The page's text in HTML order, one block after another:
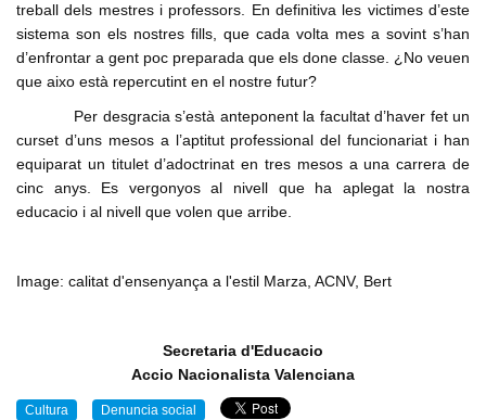
treball dels mestres i professors. En definitiva les victimes d’este
sistema son els nostres fills, que cada volta mes a sovint s’han
d’enfrontar a gent poc preparada que els done classe. ¿No veuen
que aixo està repercutint en el nostre futur?
Per desgracia s’està anteponent la facultat d’haver fet un
curset d’uns mesos a l’aptitut professional del funcionariat i han
equiparat un titulet d’adoctrinat en tres mesos a una carrera de
cinc anys. Es vergonyos al nivell que ha aplegat la nostra
educacio i al nivell que volen que arribe.
Image: calitat d'ensenyança a l'estil Marza, ACNV, Bert
Secretaria d'Educacio
Accio Nacionalista Valenciana
Cultura Denuncia social